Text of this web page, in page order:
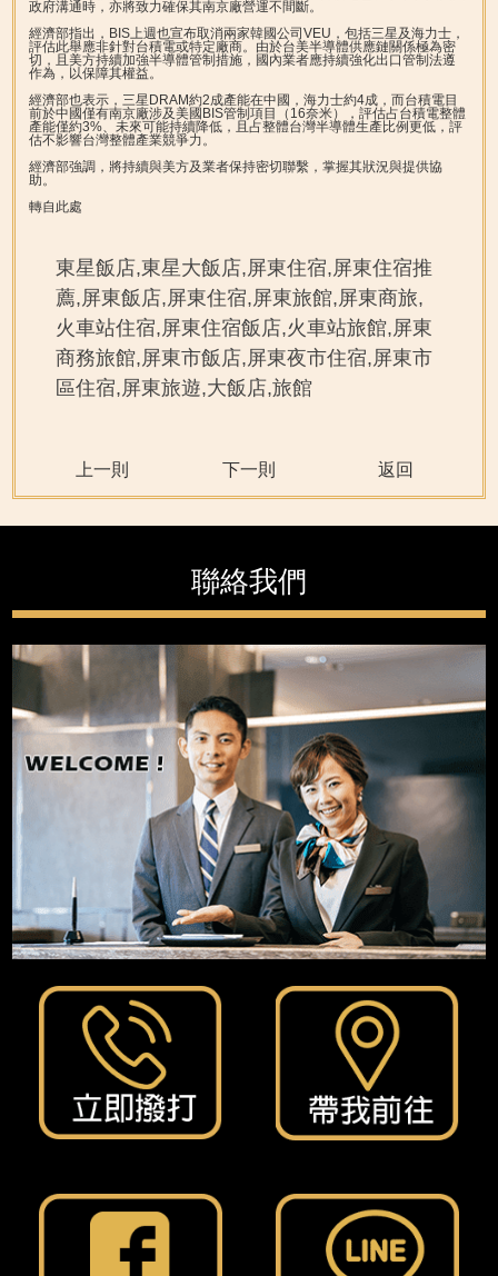
政府溝通時，亦將致力確保其南京廠營運不間斷。
經濟部指出，BIS上週也宣布取消兩家韓國公司VEU，包括三星及海力士，
評估此舉應非針對台積電或特定廠商。由於台美半導體供應鏈關係極為密
切，且美方持續加強半導體管制措施，國內業者應持續強化出口管制法遵
作為，以保障其權益。
經濟部也表示，三星DRAM約2成產能在中國，海力士約4成，而台積電目
前於中國僅有南京廠涉及美國BIS管制項目（16奈米），評估占台積電整體
產能僅約3%、未來可能持續降低，且占整體台灣半導體生產比例更低，評
估不影響台灣整體產業競爭力。
經濟部強調，將持續與美方及業者保持密切聯繫，掌握其狀況與提供協
助。
轉自此處
東星飯店,東星大飯店,屏東住宿,屏東住宿推
薦,屏東飯店,屏東住宿,屏東旅館,屏東商旅,
火車站住宿,屏東住宿飯店,火車站旅館,屏東
商務旅館,屏東市飯店,屏東夜市住宿,屏東市
區住宿,屏東旅遊,大飯店,旅館
上一則 下一則 返回
聯絡我們